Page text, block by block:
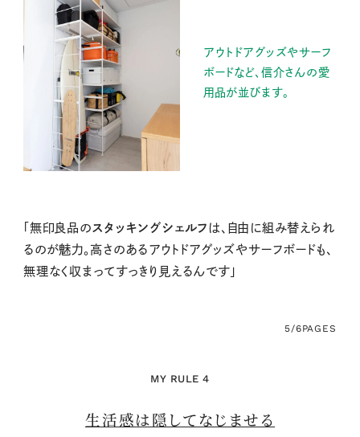
アウトドアグッズやサーフ
ボードなど、信介さんの愛
用品が並びます。
「無印良品のスタッキングシェルフ は、自由に組み替えられ
るのが魅力。高さのあるアウトドアグッズやサーフボードも、
無理なく収まってすっきり見えるんです」
5/6PAGES
MY RULE 4
生活感は隠してなじませる